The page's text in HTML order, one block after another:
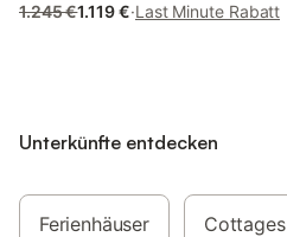
1.245 €1.119 €·Last Minute Rabatt
Unterkünfte entdecken
Ferienhäuser Cottages